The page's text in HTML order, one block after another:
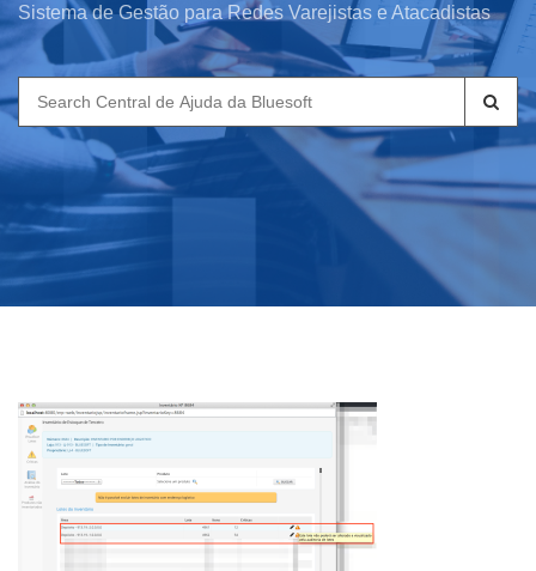
Sistema de Gestão para Redes Varejistas e Atacadistas
Search
for: